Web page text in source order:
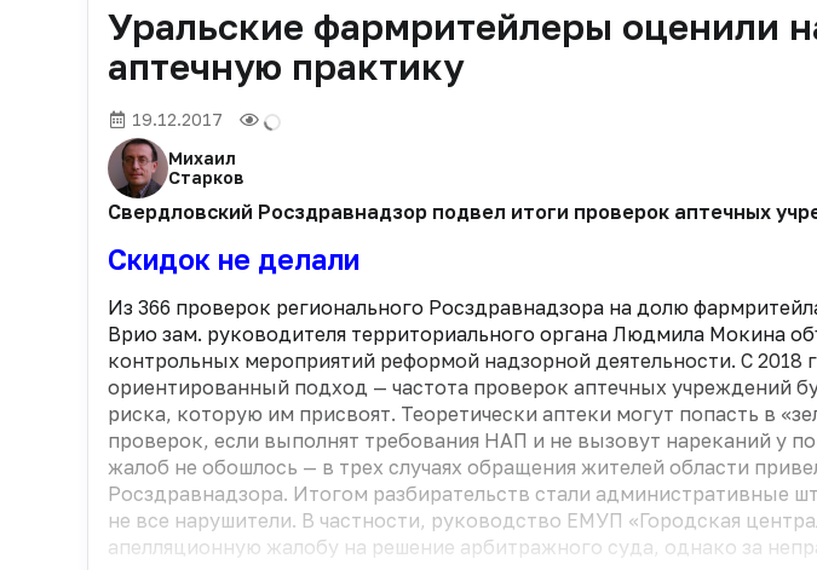
Уральские фармритейлеры оценили
аптечную практику
19.12.2017
Михаил
Старков
Свердловский Росздравнадзор подвел итоги проверок аптечных
Скидок не делали
Из 366 проверок регионального Росздравнадзора на долю
Врио зам. руководителя территориального органа Людмила Мокина
контрольных мероприятий реформой надзорной деятельности. С 2018
ориентированный подход — частота проверок аптечных учреждений
риска, которую им присвоят. Теоретически аптеки могут попасть в
проверок, если выполнят требования НАП и не вызовут нареканий у
жалоб не обошлось — в трех случаях обращения жителей области
Росздравнадзора. Итогом разбирательств стали административные
не все нарушители. В частности, руководство ЕМУП «Городская
апелляционную жалобу на решение арбитражного суда, однако за